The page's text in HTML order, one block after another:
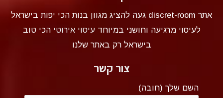
אתר discret-room געה להציג מגוון בנות הכי יפות בישראל
לעיסוי מרגיעה וחושני במיוחדעיסוי אירוטי הכי טוב
בישראל רק באתר שלנו
צור קשר
השם שלך (חובה)